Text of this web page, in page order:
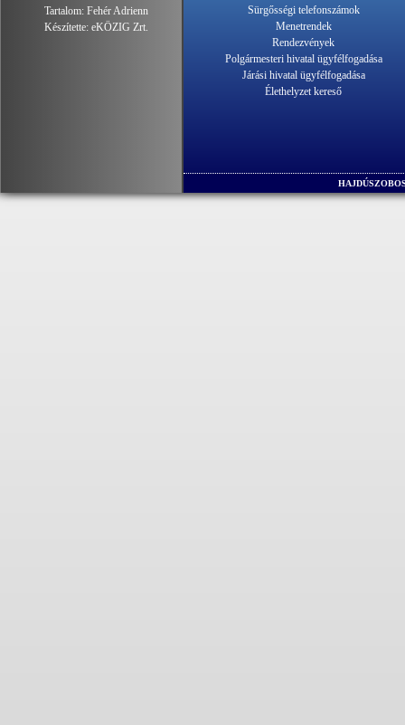
Tartalom: Fehér Adrienn
Készítette: eKÖZIG Zrt.
Sürgősségi telefonszámok
Menetrendek
Rendezvények
Polgármesteri hivatal ügyfélfogadása
Járási hivatal ügyfélfogadása
Élethelyzet kereső